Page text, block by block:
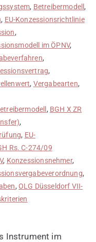
, Betreibermodell,
, EU-Konzessionsrichtlinie
,
im ÖPNV,
,
,
, Vergabearten,
, BGH X ZR
,
, EU-
Rs. C-274/09
, Konzessionsnehmer,
,
, OLG Düsseldorf VII-
Instrument im